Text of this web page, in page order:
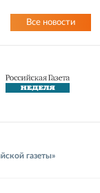
Все новости
газеты»